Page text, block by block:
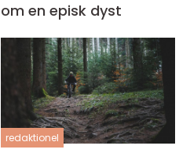
om en episk dyst
redaktionel